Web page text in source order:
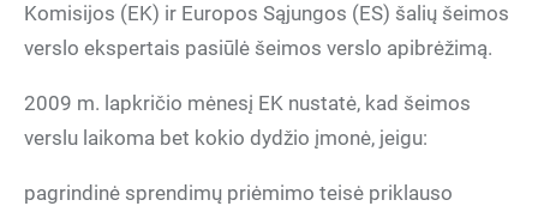
Komisijos (EK) ir Europos Sąjungos (ES) šalių šeimos
verslo ekspertais pasiūlė šeimos verslo apibrėžimą.
2009 m. lapkričio mėnesį EK nustatė, kad šeimos
verslu laikoma bet kokio dydžio įmonė, jeigu:
pagrindinė sprendimų priėmimo teisė priklauso